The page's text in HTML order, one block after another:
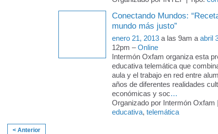
Conectando Mundos:
mundo más justo”
enero 21, 2013 a las 9am a abril
12pm –Online
Intermón Oxfam organiza esta
educativa telemática que
aula y el trabajo en red entre
años de diferentes realidades
económicas y soc…
Organizado por Intermón Oxfam
educativa, telemática
< Anterior